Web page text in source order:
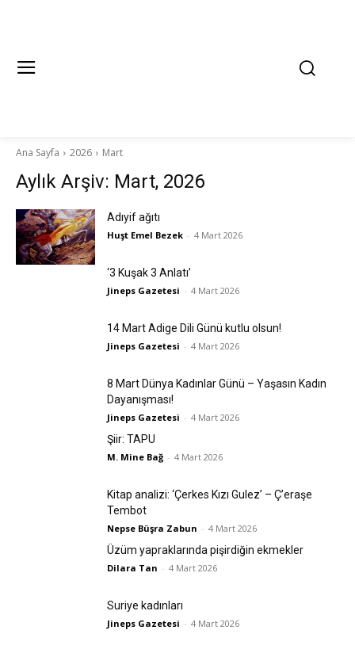
Ana Sayfa 2026 Mart
Aylık Arşiv: Mart, 2026
Adıyif ağıtı
Huşt Emel Bezek - 4 Mart 2026
‘3 Kuşak 3 Anlatı’
Jineps Gazetesi - 4 Mart 2026
14 Mart Adige Dili Günü kutlu olsun!
Jineps Gazetesi - 4 Mart 2026
8 Mart Dünya Kadınlar Günü – Yaşasın Kadın
Dayanışması!
Jineps Gazetesi - 4 Mart 2026
Şiir: TAPU
M. Mine Bağ - 4 Mart 2026
Kitap analizi: ‘Çerkes Kızı Gulez’ – Ç’eraşe
Tembot
Nepse Büşra Zabun - 4 Mart 2026
Üzüm yapraklarında pişirdiğin ekmekler
Dilara Tan - 4 Mart 2026
Suriye kadınları
Jineps Gazetesi - 4 Mart 2026